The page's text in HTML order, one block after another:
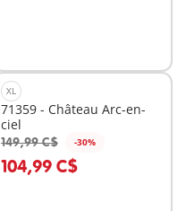
XL
71359 - Château Arc-en-
ciel
149,99 C$ -30%
104,99 C$
Au panier